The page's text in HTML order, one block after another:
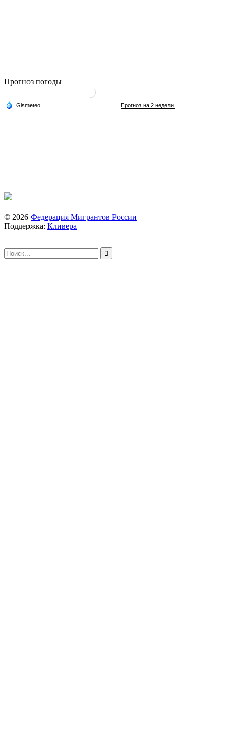
Прогноз погоды
© 2026 Федерация Мигрантов России
Поддержка: Кливера